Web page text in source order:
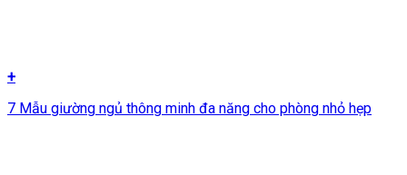
+
7 Mẫu giường ngủ thông minh đa năng cho phòng nhỏ hẹp